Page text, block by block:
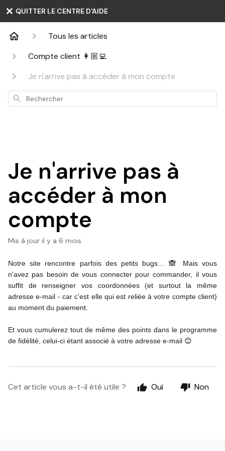
QUITTER LE CENTRE D'AIDE
Tous les articles
Compte client 👩🏼‍💻
Je n'arrive pas à accéder à mon compte
Rechercher
Je n'arrive pas à
accéder à mon
compte
Mis à jour il y a 6 mois
Notre site rencontre parfois des petits bugs… 🙈 Mais vous
n’avez pas besoin de vous connecter pour commander, il vous
suffit de renseigner vos coordonnées (et surtout la même
adresse e-mail - car c'est elle qui est reliée à votre compte client)
au moment du paiement.
Et vous cumulerez tout de même des points dans le programme
de fidélité, celui-ci étant associé à votre adresse e-mail 😊
Cet article vous a-t-il été utile ? Oui Non